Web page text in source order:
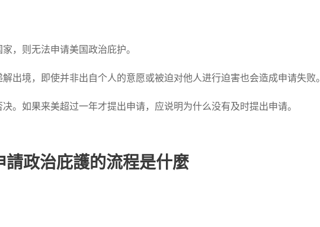
，则无法申请美国政治庇护。
出境，即使并非出自个人的意愿或被迫对他人进行迫害也会造成申请失败。
。如果来美超过一年才提出申请，应说明为什么没有及时提出申请。
請政治庇護的流程是什麼